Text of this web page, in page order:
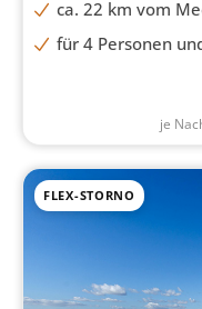
ca. 22 km vom
für 4 Personen
je
FLEX-STORNO